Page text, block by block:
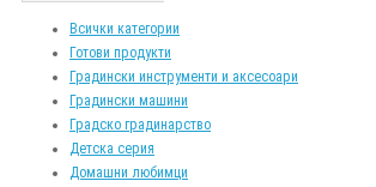
Всички категории
Готови продукти
Градински инструменти и аксесоари
Градински машини
Градско градинарство
Детска серия
Домашни любимци